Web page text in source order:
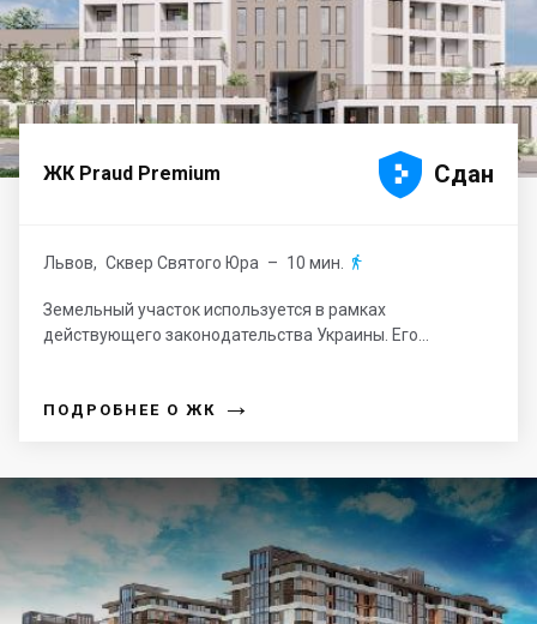
ЖК Praud Premium 



 Сдан
Львов, Сквер Святого Юра – 10 мин. 
Земельный участок используется в рамках
действующего законодательства Украины. Его...
ПОДРОБНЕЕ О ЖК →